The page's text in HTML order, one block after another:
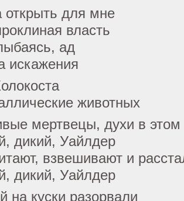
для мне
власть
ад
искажения
животных
мертвецы, духи в
дикий, Уайлдер
взвешивают и
дикий, Уайлдер
на куски разорвали